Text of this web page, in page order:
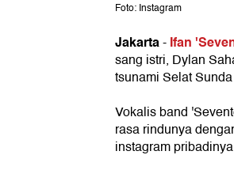
Foto: Instagram
Jakarta-Ifan
sang istri, Dylan
tsunami Selat
Vokalis band
rasa rindunya
instagram